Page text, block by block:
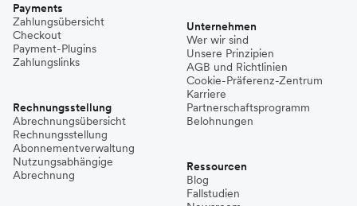
Payments
Zahlungsübersicht
Checkout
Payment-Plugins
Zahlungslinks
Rechnungsstellung
Abrechnungsübersicht
Rechnungsstellung
Abonnementverwaltung
Nutzungsabhängige
Abrechnung
Unternehmen
Wer wir sind
Unsere Prinzipien
AGB und Richtlinien
Cookie-Präferenz-Zentrum
Karriere
Partnerschaftsprogramm
Belohnungen
Ressourcen
Blog
Fallstudien